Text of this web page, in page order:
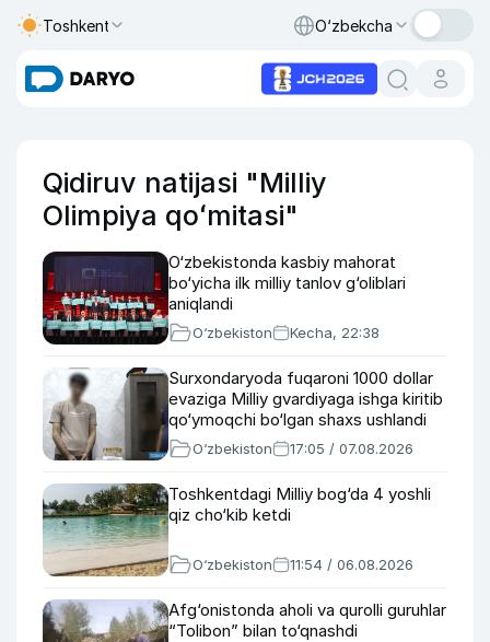
Toshkent O‘zbekcha
Qidiruv natijasi "Milliy
Olimpiya qoʻmitasi"
O‘zbekistonda kasbiy mahorat
bo‘yicha ilk milliy tanlov g‘oliblari
aniqlandi
O‘zbekiston Kecha, 22:38
Surxondaryoda fuqaroni 1000 dollar
evaziga Milliy gvardiyaga ishga kiritib
qo‘ymoqchi bo‘lgan shaxs ushlandi
O‘zbekiston 17:05 / 07.08.2026
Toshkentdagi Milliy bog‘da 4 yoshli
qiz cho‘kib ketdi
O‘zbekiston 11:54 / 06.08.2026
Afg‘onistonda aholi va qurolli guruhlar
“Tolibon” bilan to‘qnashdi